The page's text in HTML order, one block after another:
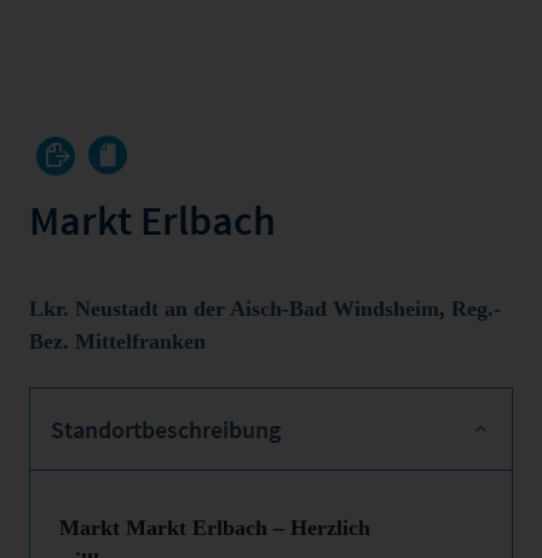
Markt Erlbach
Lkr. Neustadt an der Aisch-Bad Windsheim, Reg.-
Bez. Mittelfranken
Standortbeschreibung
Markt Markt Erlbach – Herzlich